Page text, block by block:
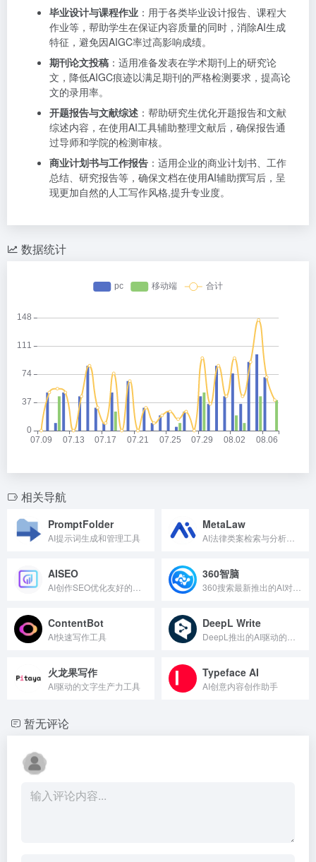
毕业设计与课程作业 ：用于各类毕业设计报告、课程大
作业等，帮助学生在保证内容质量的同时，消除AI生成
特征，避免因AIGC率过高影响成绩。
期刊论文投稿 ：适用准备发表在学术期刊上的研究论
文，降低AIGC痕迹以满足期刊的严格检测要求，提高论
文的录用率。
开题报告与文献综述 ：帮助研究生优化开题报告和文献
综述内容，在使用AI工具辅助整理文献后，确保报告通
过导师和学院的检测审核。
商业计划书与工作报告 ：适用企业的商业计划书、工作
总结、研究报告等，确保文档在使用AI辅助撰写后，呈
现更加自然的人工写作风格,提升专业度。
数据统计
相关导航
PromptFolder
AI提示词生成和管理工具
MetaLaw
AISEO 360智脑
ContentBot
AI快速写作工具
DeepL Write
火龙果写作
AI驱动的文字生产力工具
Typeface AI
AI创意内容创作助手
暂无评论